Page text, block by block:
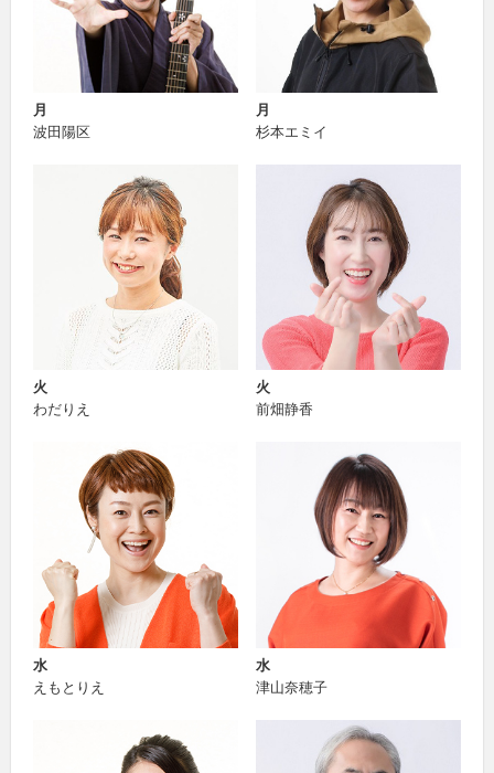
月
波田陽区
月
杉本エミイ
火
わだりえ
火
前畑静香
水
えもとりえ
水
津山奈穂子